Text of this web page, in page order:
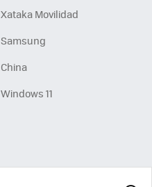
Xataka Movilidad
Samsung
China
Windows 11